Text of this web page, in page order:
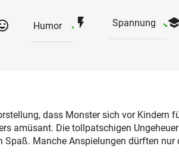
Humor checked
flash_on Spannung
dass Monster sich vor Kindern
amüsant. Die tollpatschigen
Spaß. Manche Anspielungen dürften nur